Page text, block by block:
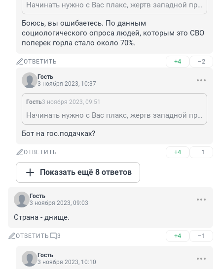
Начинать нужно с Вас плакс, жертв западной пропаганды, с тарасов, с сотрудников стенгазеты 72 ру. Вас может человек 100 наберется со всей Тюмени.
Боюсь, вы ошибаетесь. По данным
социологического опроса людей, которым это СВО
поперек горла стало около 70%.
ОТВЕТИТЬ +4 –2
Гость
3 ноября 2023, 10:37
Гость3 ноября 2023, 09:51
Начинать нужно с Вас плакс, жертв западной пропаганды, с тарасов, с сотрудников стенгазеты 72 ру. Вас может человек 100 наберется со всей Тюмени.
Бот на гос.подачках?
ОТВЕТИТЬ +4 –1
Показать ещё 8 ответов
Гость
3 ноября 2023, 09:03
Страна - днище.
ОТВЕТИТЬ 3 +4 –1
Гость
3 ноября 2023, 10:10